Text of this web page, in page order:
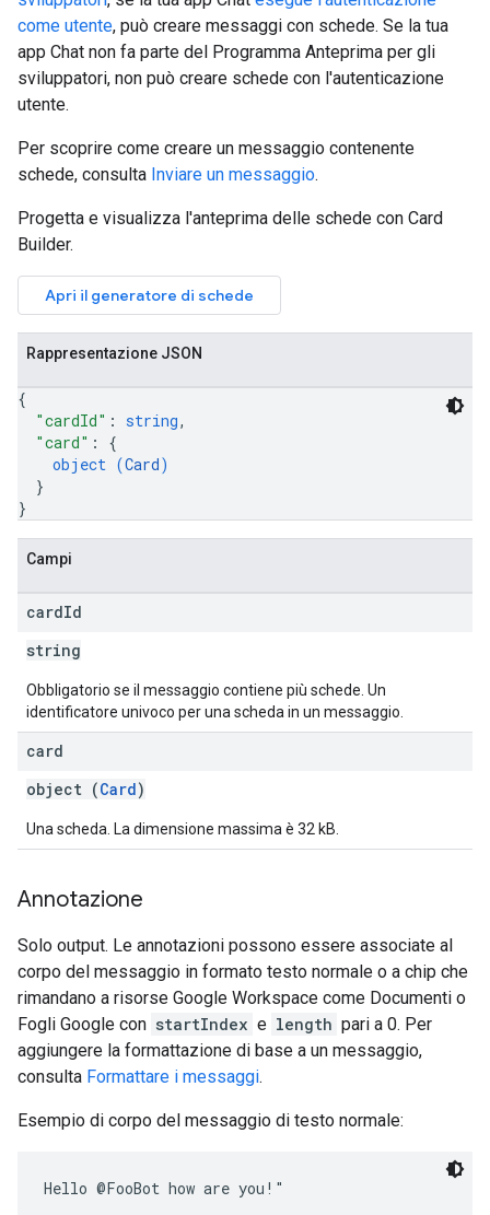
come utente, può creare messaggi con schede. Se la tua
app Chat non fa parte del Programma Anteprima per gli
sviluppatori, non può creare schede con l'autenticazione
utente.
Per scoprire come creare un messaggio contenente
schede, consulta Inviare un messaggio.
Progetta e visualizza l'anteprima delle schede con Card
Builder.
Apri il generatore di schede
Rappresentazione JSON
{
"cardId" : string,
"card" : {
object (Card)
}
}
Campi
cardId
string
Obbligatorio se il messaggio contiene più schede. Un
identificatore univoco per una scheda in un messaggio.
card
object (Card)
Una scheda. La dimensione massima è 32 kB.
Annotazione
Solo output. Le annotazioni possono essere associate al
corpo del messaggio in formato testo normale o a chip che
rimandano a risorse Google Workspace come Documenti o
Fogli Google con startIndex e length pari a 0. Per
aggiungere la formattazione di base a un messaggio,
consulta Formattare i messaggi.
Esempio di corpo del messaggio di testo normale: